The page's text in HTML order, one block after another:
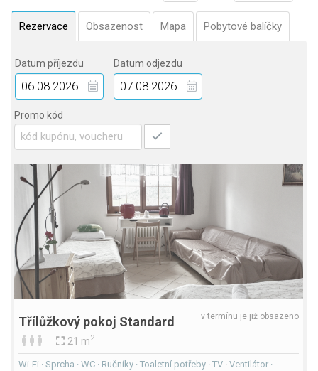
Rezervace Obsazenost Mapa Pobytové balíčky
Datum příjezdu Datum odjezdu
Promo kód
Třílůžkový pokoj Standard
21 m2
v termínu je již obsazeno
Wi-Fi · Sprcha · WC · Ručníky · Toaletní potřeby · TV · Ventilátor ·